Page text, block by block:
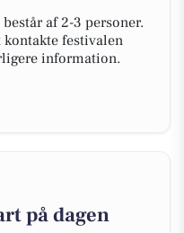
af 2-3 personer.
festivalen
information.
på dagen